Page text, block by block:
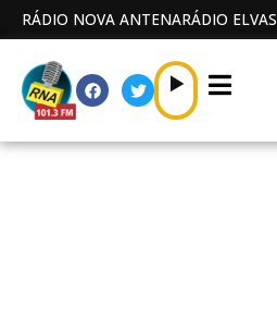
RÁDIO NOVA ANTENARÁDIO ELVAS